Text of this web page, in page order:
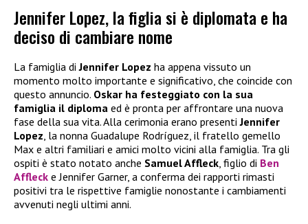
Jennifer Lopez, la figlia si è diplomata e ha
deciso di cambiare nome
La famiglia diJennifer Lopez ha appena vissuto un
momento molto importante e significativo, che coincide con
questo annuncio. Oskar ha festeggiato con la sua
famiglia il diploma ed è pronta per affrontare una nuova
fase della sua vita. Alla cerimonia erano presentiJennifer
Lopez, la nonna Guadalupe Rodríguez, il fratello gemello
Max e altri familiari e amici molto vicini alla famiglia. Tra gli
ospiti è stato notato anche Samuel Affleck, figlio di Ben
Affleck e Jennifer Garner, a conferma dei rapporti rimasti
positivi tra le rispettive famiglie nonostante i cambiamenti
avvenuti negli ultimi anni.